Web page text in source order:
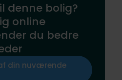
denne bolig?
online
du bedre
din nuværende